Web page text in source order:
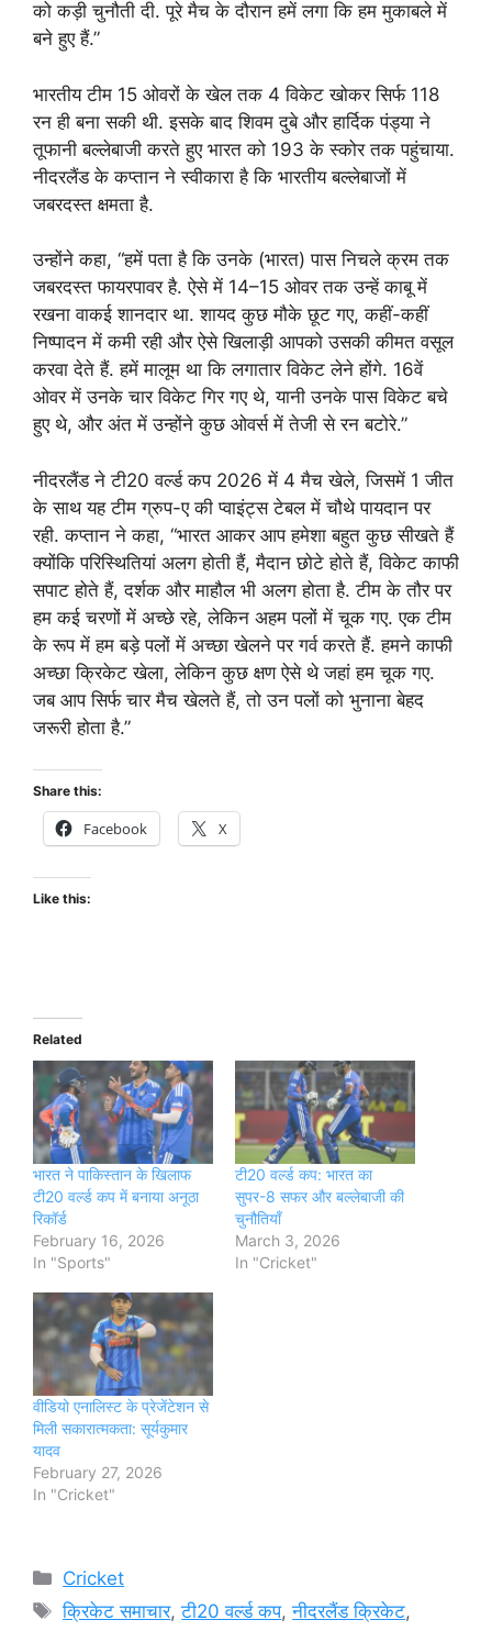
को कड़ी चुनौती दी. पूरे मैच के दौरान हमें लगा कि हम मुकाबले में
बने हुए हैं.”
भारतीय टीम 15 ओवरों के खेल तक 4 विकेट खोकर सिर्फ 118
रन ही बना सकी थी. इसके बाद शिवम दुबे और हार्दिक पंड्या ने
तूफानी बल्लेबाजी करते हुए भारत को 193 के स्कोर तक पहुंचाया.
नीदरलैंड के कप्तान ने स्वीकारा है कि भारतीय बल्लेबाजों में
जबरदस्त क्षमता है.
उन्होंने कहा, “हमें पता है कि उनके (भारत) पास निचले क्रम तक
जबरदस्त फायरपावर है. ऐसे में 14–15 ओवर तक उन्हें काबू में
रखना वाकई शानदार था. शायद कुछ मौके छूट गए, कहीं-कहीं
निष्पादन में कमी रही और ऐसे खिलाड़ी आपको उसकी कीमत वसूल
करवा देते हैं. हमें मालूम था कि लगातार विकेट लेने होंगे. 16वें
ओवर में उनके चार विकेट गिर गए थे, यानी उनके पास विकेट बचे
हुए थे, और अंत में उन्होंने कुछ ओवर्स में तेजी से रन बटोरे.”
नीदरलैंड ने टी20 वर्ल्ड कप 2026 में 4 मैच खेले, जिसमें 1 जीत
के साथ यह टीम ग्रुप-ए की प्वाइंट्स टेबल में चौथे पायदान पर
रही. कप्तान ने कहा, “भारत आकर आप हमेशा बहुत कुछ सीखते हैं
क्योंकि परिस्थितियां अलग होती हैं, मैदान छोटे होते हैं, विकेट काफी
सपाट होते हैं, दर्शक और माहौल भी अलग होता है. टीम के तौर पर
हम कई चरणों में अच्छे रहे, लेकिन अहम पलों में चूक गए. एक टीम
के रूप में हम बड़े पलों में अच्छा खेलने पर गर्व करते हैं. हमने काफी
अच्छा क्रिकेट खेला, लेकिन कुछ क्षण ऐसे थे जहां हम चूक गए.
जब आप सिर्फ चार मैच खेलते हैं, तो उन पलों को भुनाना बेहद
जरूरी होता है.”
Share this:
Facebook X
Like this:
Related
भारत ने पाकिस्तान के खिलाफ
टी20 वर्ल्ड कप में बनाया अनूठा
रिकॉर्ड
February 16, 2026
In "Sports"
टी20 वर्ल्ड कप: भारत का
सुपर-8 सफर और बल्लेबाजी की
चुनौतियाँ
March 3, 2026
In "Cricket"
वीडियो एनालिस्ट के प्रेजेंटेशन से
मिली सकारात्मकता: सूर्यकुमार
यादव
February 27, 2026
In "Cricket"
Categories
Cricket
Tags
क्रिकेट समाचार,टी20 वर्ल्ड कप,नीदरलैंड क्रिकेट,